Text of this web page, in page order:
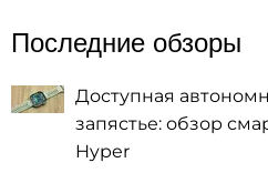
Последние обзоры
Доступная
запястье: обзор
Hyper